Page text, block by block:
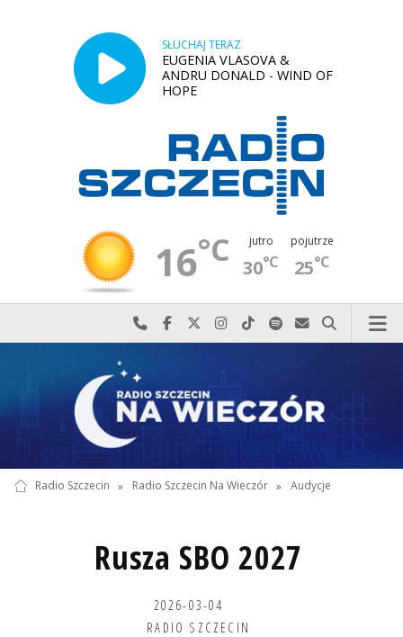
SŁUCHAJ TERAZ
EUGENIA VLASOVA &
ANDRU DONALD - WIND OF
HOPE
16°C jutro
30°C
pojutrze
25°C
Najlepiej po prostu do nas zadzwoń
Odwiedź nas na Facebook-u
Odwiedź nas na X
Odwiedź nas na Instagram-ie
Odwiedź nas na TikTok-u
Szukaj nas na Spotify
Wyślij do nas
Szukaj
Radio Szczecin » Radio Szczecin Na Wieczór » Audycje
Rusza SBO 2027
2026-03-04
RADIO SZCZECIN